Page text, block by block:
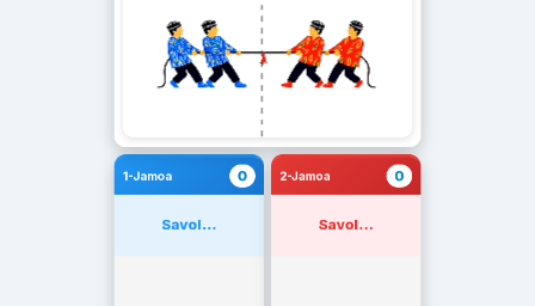
1-Jamoa 0
Savol...
2-Jamoa 0
Savol...